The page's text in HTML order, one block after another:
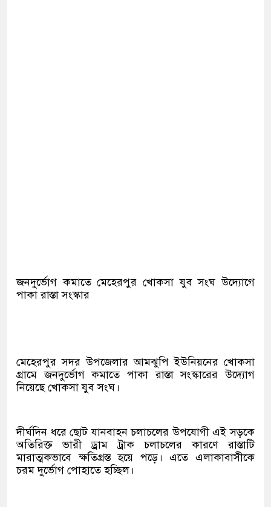
জনদুর্ভোগ কমাতে মেহেরপুর খোকসা যুব সংঘ উদ্যোগে
পাকা রাস্তা সংস্কার
মেহেরপুর সদর উপজেলার আমঝুপি ইউনিয়নের খোকসা
গ্রামে জনদুর্ভোগ কমাতে পাকা রাস্তা সংস্কারের উদ্যোগ
নিয়েছে খোকসা যুব সংঘ।
দীর্ঘদিন ধরে ছোট যানবাহন চলাচলের উপযোগী এই সড়কে
অতিরিক্ত ভারী ড্রাম ট্রাক চলাচলের কারণে রাস্তাটি
মারাত্মকভাবে ক্ষতিগ্রস্ত হয়ে পড়ে। এতে এলাকাবাসীকে
চরম দুর্ভোগ পোহাতে হচ্ছিল।